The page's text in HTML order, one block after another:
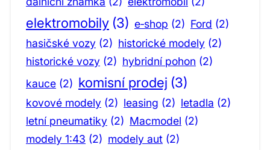
elektromobily (3) e‑shop (2) Ford (2)
hasičské vozy (2) historické modely (2)
historické vozy (2) hybridní pohon (2)
kauce (2) komisní prodej (3)
kovové modely (2) leasing (2) letadla (2)
letní pneumatiky (2) Macmodel (2)
modely 1:43 (2) modely aut (2)